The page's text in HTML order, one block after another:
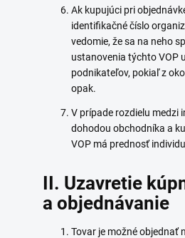
Ak kupujúci pri
identifikačné číslo
vedomie, že sa na neho
ustanovenia týchto VOP
podnikateľov, pokiaľ z
opak.
V prípade rozdielu medzi
dohodou obchodníka a
VOP má prednosť
II. Uzavretie
a objednávanie
Tovar je možné objednať